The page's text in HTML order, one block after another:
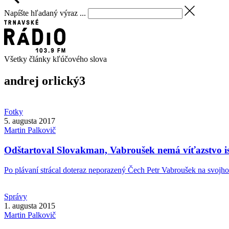
Napíšte hľadaný výraz ...
Všetky články kľúčového slova
andrej orlický3
Fotky
5. augusta 2017
Martin Palkovič
Odštartoval Slovakman, Vabroušek nemá víťazstvo
Po plávaní strácal doteraz neporazený Čech Petr Vabroušek na
Správy
1. augusta 2015
Martin Palkovič